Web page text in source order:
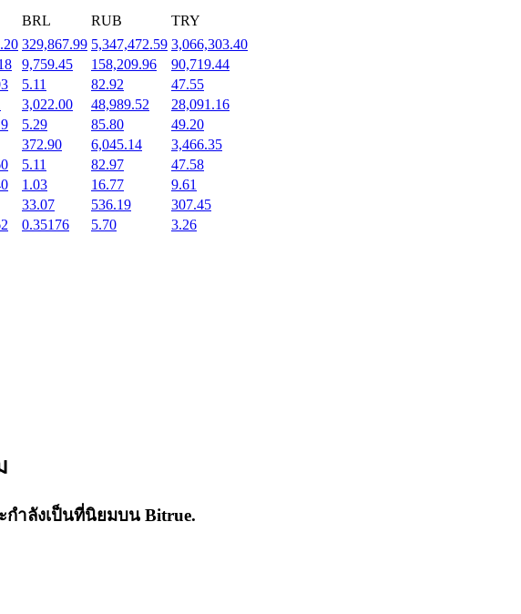
BRL RUB
TRY
329,867.99 5,347,472.59 3,066,303.40
9,759.45 158,209.96
90,719.44
5.11 82.92
47.55
3,022.00 48,989.52
28,091.16
5.29 85.80
49.20
372.90 6,045.14
3,466.35
5.11 82.97
47.58
1.03 16.77
9.61
33.07 536.19
307.45
0.35176 5.70
3.26
กำลังเป็นที่นิยมบน Bitrue.